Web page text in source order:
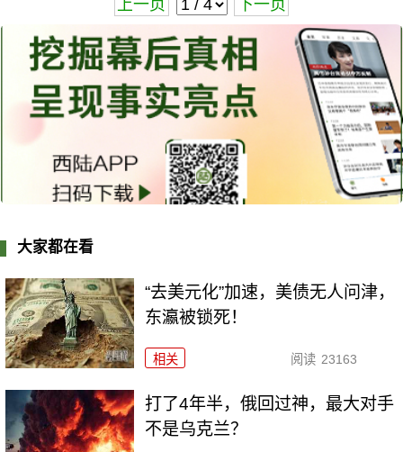
上一页 下一页
大家都在看
“去美元化”加速，美债无人问津，
东瀛被锁死！
相关 阅读 23163
打了4年半，俄回过神，最大对手
不是乌克兰？